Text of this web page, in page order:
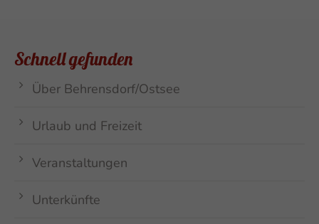
Schnell gefunden
Über Behrensdorf/Ostsee
Urlaub und Freizeit
Veranstaltungen
Unterkünfte